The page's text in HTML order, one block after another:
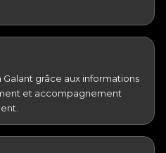
grâce aux informations
et accompagnement